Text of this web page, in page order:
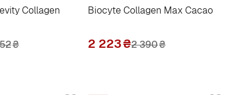
Collagen
₴
Biocyte Collagen Max Cacao
2 223₴2 390₴